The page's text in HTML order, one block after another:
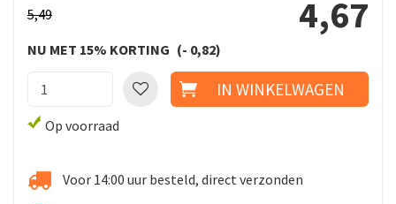
5,49 4,67
NU MET 15% KORTING - 0,82
Op voorraad
Voor 14:00 uur besteld, direct verzonden